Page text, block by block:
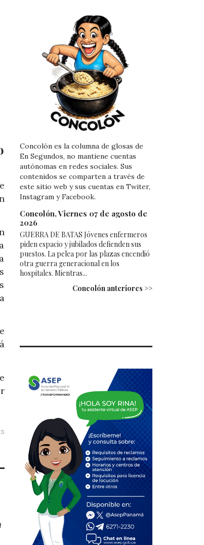
Concolón es la columna de glosas de
En Segundos, no mantiene cuentas
autónomas en redes sociales. Sus
contenidos se comparten a través de
este sitio web y sus cuentas en Twiter,
Instagram y Facebook.
Concolón, Viernes 07 de agosto de
2026
GUERRA DE BATAS Jóvenes enfermeros
piden espacio y jubilados defienden sus
puestos. La pelea por las plazas encendió
otra guerra generacional en los
hospitales. Mientras...
Concolón anteriores >>